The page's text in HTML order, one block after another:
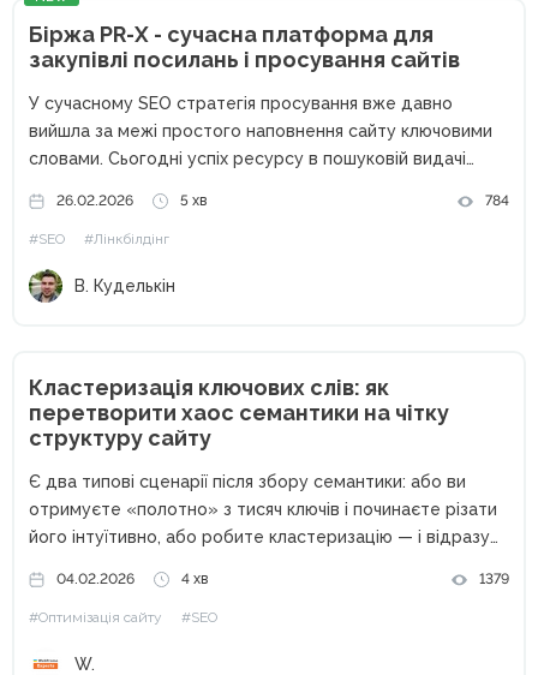
Біржа PR-X - сучасна платформа для
закупівлі посилань і просування сайтів
У сучасному SEO стратегія просування вже давно
вийшла за межі простого наповнення сайту ключовими
словами. Сьогодні успіх ресурсу в пошуковій видачі
підтверджують зовнішні джерела. У цьому контексті
біржа посилань PR-X постає як комплексне рішення для...
26.02.2026 5 хв 784
#SEO #Лінкбілдінг
В. Куделькін
Кластеризація ключових слів: як
перетворити хаос семантики на чітку
структуру сайту
Є два типові сценарії після збору семантики: або ви
отримуєте «полотно» з тисяч ключів і починаєте різати
його інтуїтивно, або робите кластеризацію — і відразу
пріоритети, ризики канібалізації. Кластеризація ключових
слів — це не «ще...
04.02.2026 4 хв 1379
#Оптимізація сайту #SEO
W.